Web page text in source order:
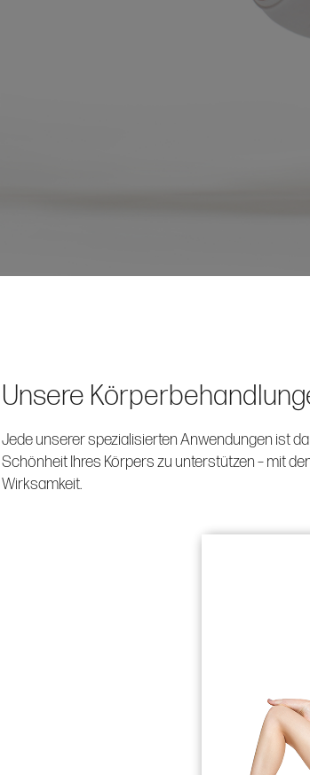
Unsere
Jede unserer spezialisierten Anwendungen ist
Schönheit Ihres Körpers zu unterstützen – mit
Wirksamkeit.